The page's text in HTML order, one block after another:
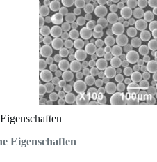
Eigenschaften